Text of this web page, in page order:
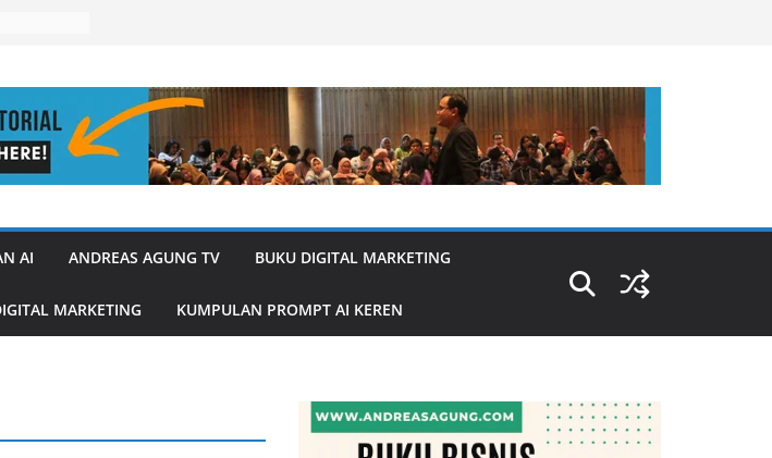
AI ANDREAS AGUNG TV BUKU DIGITAL MARKETING
MARKETING KUMPULAN PROMPT AI KEREN